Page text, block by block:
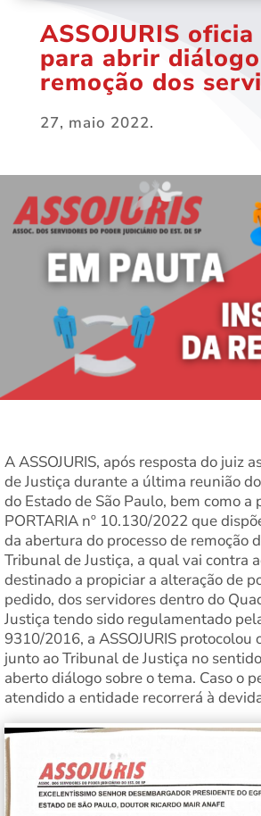
ASSOJURIS oficia
para abrir
remoção dos
27, maio 2022.
A ASSOJURIS, após resposta do juiz
de Justiça durante a última reunião
do Estado de São Paulo, bem como a
PORTARIA nº 10.130/2022 que
da abertura do processo de remoção
Tribunal de Justiça, a qual vai contra
destinado a propiciar a alteração de
pedido, dos servidores dentro do
Justiça tendo sido regulamentado
9310/2016, a ASSOJURIS protocolou
junto ao Tribunal de Justiça no
aberto diálogo sobre o tema. Caso o
atendido a entidade recorrerá à